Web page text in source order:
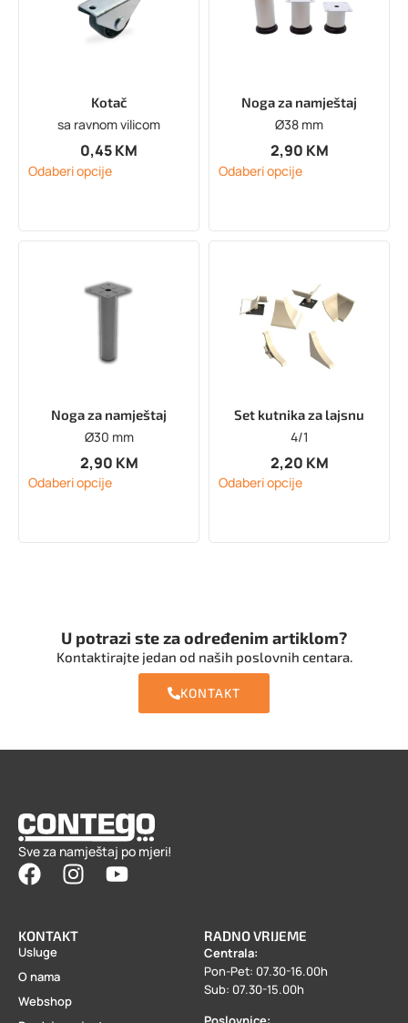
Kotač
sa ravnom vilicom
0,45KM
Odaberi opcije
Noga za namještaj
Ø38 mm
2,90 KM
Odaberi opcije
Noga za namještaj
Ø30 mm
2,90 KM
Odaberi opcije
Set kutnika za lajsnu
4/1
2,20 KM
Odaberi opcije
U potrazi ste za određenim artiklom?
Kontaktirajte jedan od naših poslovnih centara.
KONTAKT
Sve za namještaj po mjeri!
KONTAKT
Usluge
O nama
Webshop
RADNO VRIJEME
Centrala:
Pon-Pet: 07.30-16.00h
Sub: 07.30-15.00h